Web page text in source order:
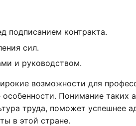
подписанием контракта.
сил.
и руководством.
возможности для
Понимание таких
труда, поможет успешнее
в этой стране.